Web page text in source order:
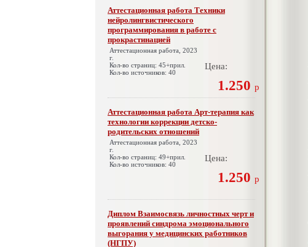
Аттестационная работа Техники
нейролингвистического
программирования в работе с
прокрастинацией
Аттестационная работа, 2023
г.
Кол-во страниц: 45+прил.
Кол-во источников: 40
Цена:
1.250 р
Аттестационная работа Арт-терапия как
технологии коррекции детско-
родительских отношений
Аттестационная работа, 2023
г.
Кол-во страниц: 49+прил.
Кол-во источников: 40
Цена:
1.250 р
Диплом Взаимосвязь личностных черт и
проявлений синдрома эмоционального
выгорания у медицинских работников
(НГПУ)